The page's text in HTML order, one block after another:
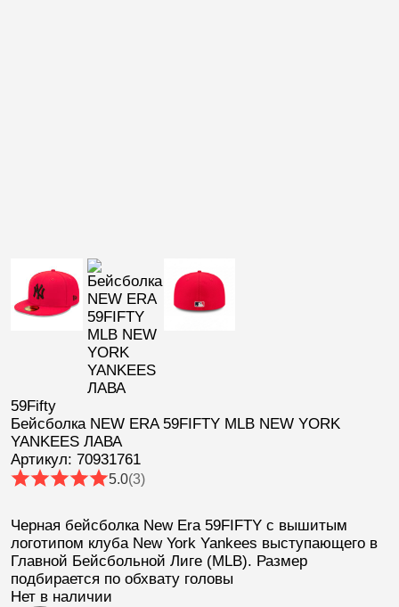
59Fifty
Бейсболка NEW ERA 59FIFTY MLB NEW YORK
YANKEES ЛАВА
Артикул: 70931761
5.0(3)
Черная бейсболка New Era 59FIFTYс вышитым
логотипом клуба New York Yankees выступающего в
Главной Бейсбольной Лиге (MLB). Размер
подбирается по обхвату головы
Нет в наличии